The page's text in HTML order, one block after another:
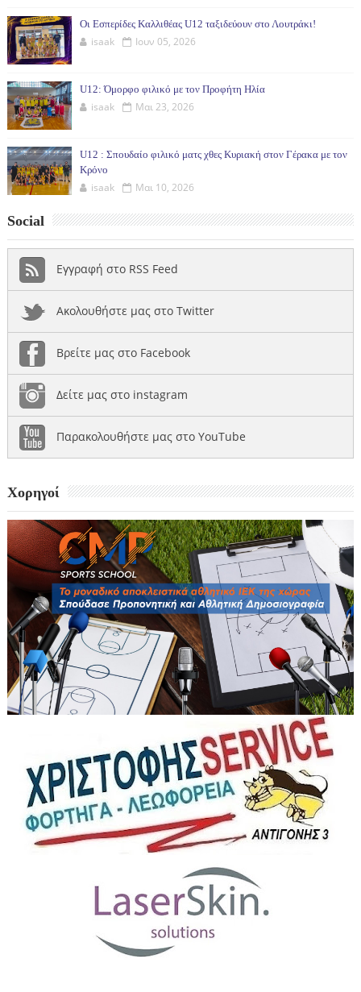
Οι Εσπερίδες Καλλιθέας U12 ταξιδεύουν στο Λουτράκι!
isaak Ιουν 05, 2026
U12: Όμορφο φιλικό με τον Προφήτη Ηλία
isaak Μαι 23, 2026
U12 : Σπουδαίο φιλικό ματς χθες Κυριακή στον Γέρακα με τον
Κρόνο
isaak Μαι 10, 2026
Social
Εγγραφή στο RSS Feed
Ακολουθήστε μας στο Twitter
Βρείτε μας στο Facebook
Δείτε μας στο instagram
Παρακολουθήστε μας στο YouTube
Χορηγοί